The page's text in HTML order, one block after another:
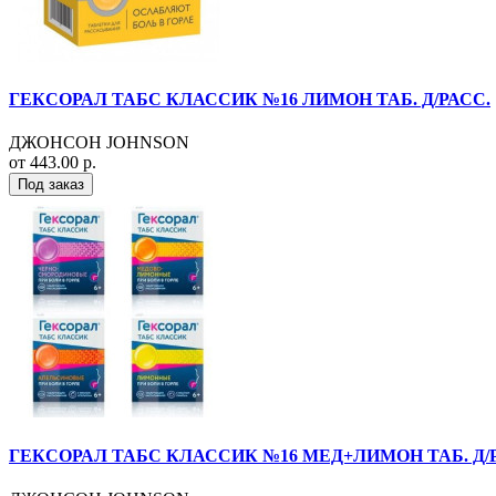
ГЕКСОРАЛ ТАБС КЛАССИК №16 ЛИМОН ТАБ. Д/РАСС.
ДЖОНСОН JOHNSON
от 443.00 р.
Под заказ
ГЕКСОРАЛ ТАБС КЛАССИК №16 МЕД+ЛИМОН ТАБ. Д/